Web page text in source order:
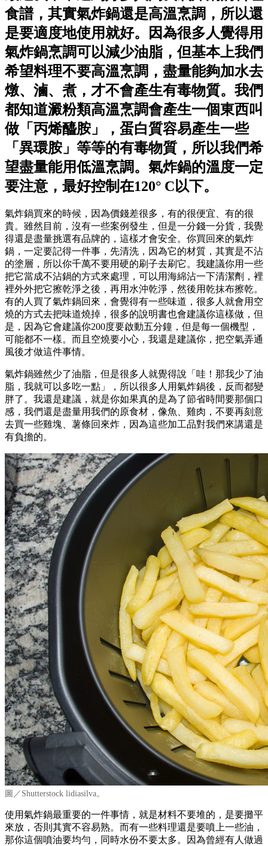
食譜，其實氣炸鍋還是高溫烹調，所以還
是要適度地使用就好。因為很多人覺得用
氣炸鍋烹調可以減少油脂，但基本上我們
希望料理不要高溫烹調，盡量能夠加水去
燉、滷、煮，才不會產生有毒物質。我們
都知道澱粉類高溫烹調會產生一個東西叫
做「丙烯醯胺」，蛋白質容易產生一些
「異環胺」等等的有毒物質，所以我們希
望盡量能用低溫烹調。氣炸鍋的溫度一定
要注意，最好控制在120° C以下。
氣炸鍋買來的時候，因為價錢差很多，有的很便宜、有的很
貴。雖然目前，沒有一些案例發生，但是一分錢一分貨，我覺
得還是盡量挑選有品牌的，這樣才會安全。你買回來的氣炸
鍋，一定要記得一件事，先清洗，因為它的材質，其實是不沾
的塗層，所以你千萬不要用硬的刷子去刷它。我建議你用一些
把它當成不沾鍋的方式來處理，可以用海綿沾一下清潔劑，裡
裡外外把它擦乾淨之後，再用水沖乾淨，然後用乾抹布擦乾。
有的人買了氣炸鍋回來，會覺得有一些味道，很多人就會用空
燒的方式去把味道燒掉，很多的說明書也會建議你這樣做，但
是，因為它會建議你200度要啟動五分鐘，但是每一個機型，
可能都不一樣。而且空燒要小心，我還是建議你，把空氣弄通
風後才做這件事情。
氣炸鍋雖然少了油脂，但是很多人就覺得說「哇！那我少了油
脂，我就可以多吃一點」，所以很多人用氣炸鍋後，反而都變
胖了。我還是建議，就是你如果真的是為了節省時間要那個口
感，我們還是盡量用我們的原食材，像魚、雞肉，不要再刻意
去買一些雞塊、薯條回來炸，因為這些加工品對我們來講還是
有負擔的。
圖／Shutterstock lidiasilva。
使用氣炸鍋最重要的一件事情，就是材料不要堆的，是要攤平
來放，否則其實不容易熟。而有一些料理還是要噴上一些油，
那你這個噴油要均勻，同時水份不要太多。因為曾經有人做過